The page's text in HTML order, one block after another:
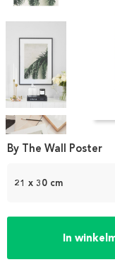
Item
1
21 x 30 cm
In
By The Wall Poster